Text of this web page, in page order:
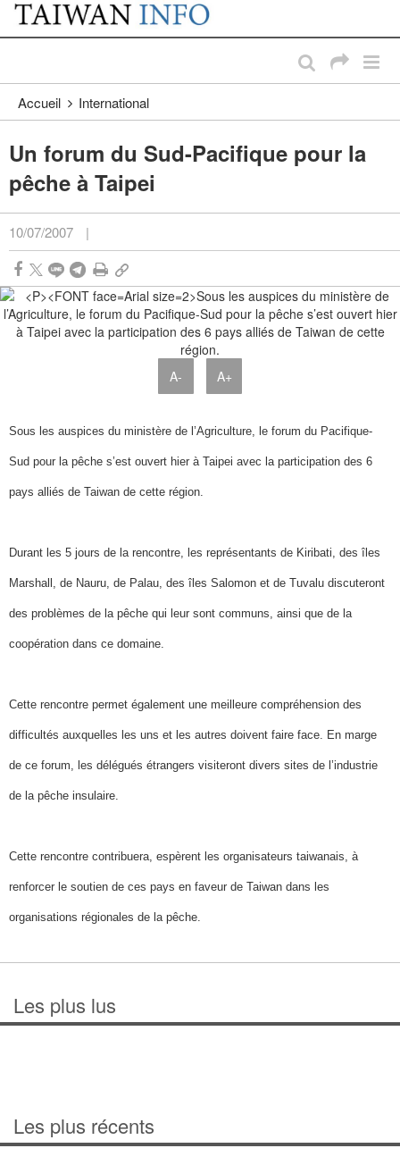
Passer au contenu principal
:::
Accueil International
Un forum du Sud-Pacifique pour la
pêche à Taipei
10/07/2007 |
A- A+
Sous les auspices du ministère de l’Agriculture, le forum du Pacifique-
Sud pour la pêche s’est ouvert hier à Taipei avec la participation des 6
pays alliés de Taiwan de cette région.
Durant les 5 jours de la rencontre, les représentants de Kiribati, des îles
Marshall, de Nauru, de Palau, des îles Salomon et de Tuvalu discuteront
des problèmes de la pêche qui leur sont communs, ainsi que de la
coopération dans ce domaine.
Cette rencontre permet également une meilleure compréhension des
difficultés auxquelles les uns et les autres doivent faire face. En marge
de ce forum, les délégués étrangers visiteront divers sites de l’industrie
de la pêche insulaire.
Cette rencontre contribuera, espèrent les organisateurs taiwanais, à
renforcer le soutien de ces pays en faveur de Taiwan dans les
organisations régionales de la pêche.
Les plus lus
Les plus récents